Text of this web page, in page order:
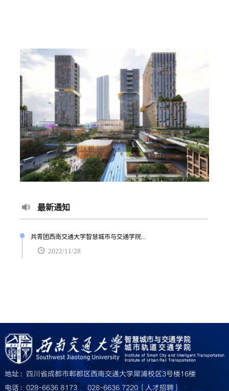
最新通知
共青团西南交通大学智慧城市与交通学院...
2022/11/28
地址：四川省成都市郫都区西南交通大学犀浦校区3号楼16楼
电话：028-6636 8173     028-6636 7220（人才招聘）